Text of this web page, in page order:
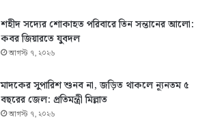
শহীদ সদ্যের শোকাহত পরিবারে তিন সন্তানের আলো:
কবর জিয়ারতে যুবদল
আগস্ট ৭, ২০২৬
মাদকের সুপারিশ শুনব না, জড়িত থাকলে ন্যূনতম ৫
বছরের জেল: প্রতিমন্ত্রী মিল্লাত
আগস্ট ৭, ২০২৬